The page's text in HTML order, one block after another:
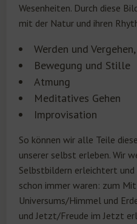
Wesenheiten. Durch diese
mit der Natur und ihren
Werden und Vergehen,
Bewegung und Stille
Atmung
Meditatives Gehen
Improvisation
So können wir alle Teile
unserer selbst erleben. Wir
Selbstbildern erleichtert
schon immer waren: zum
Universums/Himmel und
und Jetzt/Freude im Jetzt